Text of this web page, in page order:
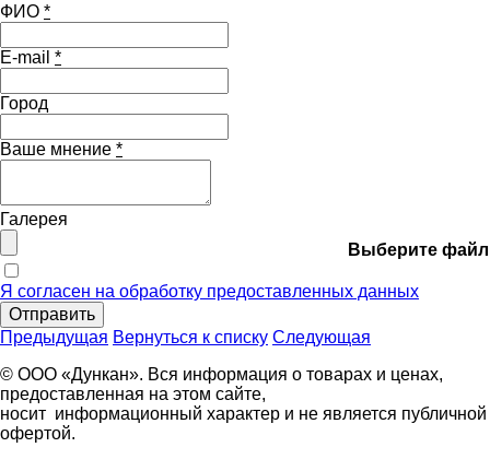
ФИО *
E-mail *
Город
Ваше мнение *
Галерея
Выберите файл
Я согласен на обработку предоставленных данных
Отправить
Предыдущая Вернуться к списку Следующая
© ООО «Дункан». Вся информация о товарах и ценах,
предоставленная на этом сайте,
носит информационный характер и не является публичной
офертой.